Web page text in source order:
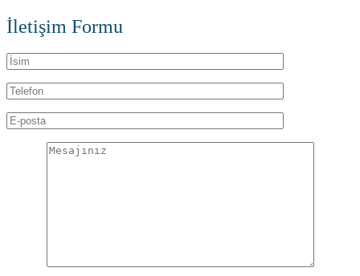
İletişim Formu